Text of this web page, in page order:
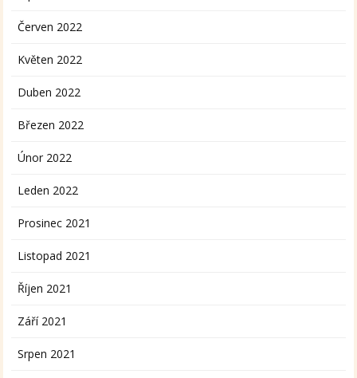
Červen 2022
Květen 2022
Duben 2022
Březen 2022
Únor 2022
Leden 2022
Prosinec 2021
Listopad 2021
Říjen 2021
Září 2021
Srpen 2021